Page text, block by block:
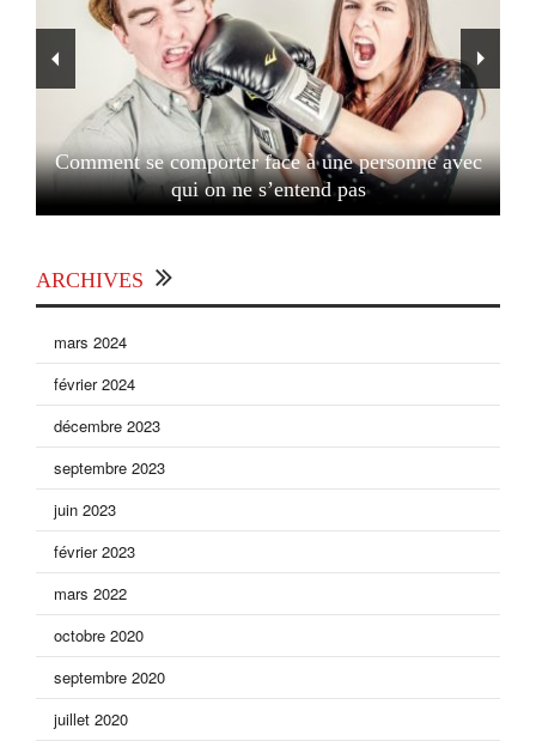
Comment se comporter face à une personne avec
qui on ne s’entend pas
ARCHIVES
mars 2024
février 2024
décembre 2023
septembre 2023
juin 2023
février 2023
mars 2022
octobre 2020
septembre 2020
juillet 2020